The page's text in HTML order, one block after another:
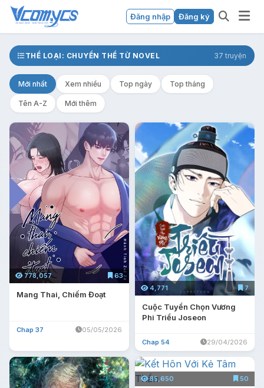
Đăng nhập Đăng ký
THỂ LOẠI: CHUYỂN THỂ TỪ NOVEL 37 truyện
Mới nhất Xem nhiều Top ngày Top tháng
Tên A-Z Mới thêm
778,057 63
Mang Thai, Chiếm Đoạt
Chap 37 05/05/2026
4,771 7
Cuộc Tuyển Chọn Vương
Phi Triều Joseon
Chap 54 29/04/2026
85,650 50